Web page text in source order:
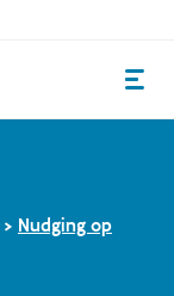
> Nudging op